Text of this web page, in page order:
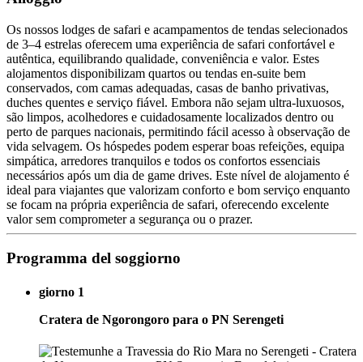
Os nossos lodges de safari e acampamentos de tendas selecionados
de 3–4 estrelas oferecem uma experiência de safari confortável e
autêntica, equilibrando qualidade, conveniência e valor. Estes
alojamentos disponibilizam quartos ou tendas en-suite bem
conservados, com camas adequadas, casas de banho privativas,
duches quentes e serviço fiável. Embora não sejam ultra-luxuosos,
são limpos, acolhedores e cuidadosamente localizados dentro ou
perto de parques nacionais, permitindo fácil acesso à observação de
vida selvagem. Os hóspedes podem esperar boas refeições, equipa
simpática, arredores tranquilos e todos os confortos essenciais
necessários após um dia de game drives. Este nível de alojamento é
ideal para viajantes que valorizam conforto e bom serviço enquanto
se focam na própria experiência de safari, oferecendo excelente
valor sem comprometer a segurança ou o prazer.
Programma del soggiorno
giorno 1
Cratera de Ngorongoro para o PN Serengeti